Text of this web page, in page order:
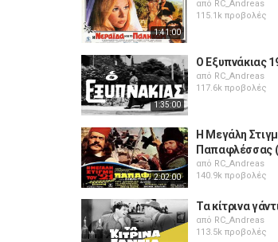
1:41:00
από RC_Andreas
115.1k προβολές
1:35:00
Ο Εξυπνάκιας
από RC_Andreas
117.6k προβολές
2:02:00
Η Μεγάλη
Παπαφλέσσας
από RC_Andreas
140.9k προβολές
Τα κίτρινα
από RC_Andreas
113.5k προβολές